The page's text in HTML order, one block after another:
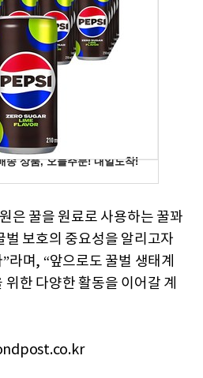
은 꿀을 원료로 사용하는 꿀꽈
벌 보호의 중요성을 알리고자
라며, “앞으로도 꿀벌 생태계
한 다양한 활동을 이어갈 계